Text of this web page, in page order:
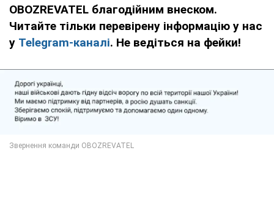
OBOZREVATEL благодійним внеском.
Читайте тільки перевірену інформацію у нас
у Telegram-каналі. Не ведіться на фейки!